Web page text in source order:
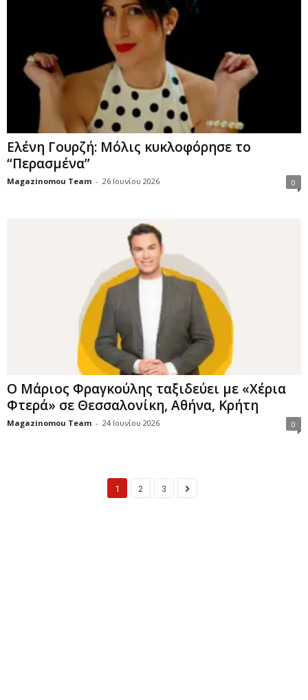
Ελένη Γουρζή: Μόλις κυκλοφόρησε το
“Περασμένα”
Magazinomou Team - 26 Ιουνίου 2026 0
Ο Μάριος Φραγκούλης ταξιδεύει με «Χέρια
Φτερά» σε Θεσσαλονίκη, Αθήνα, Κρήτη
Magazinomou Team - 24 Ιουνίου 2026 0
1 2 3